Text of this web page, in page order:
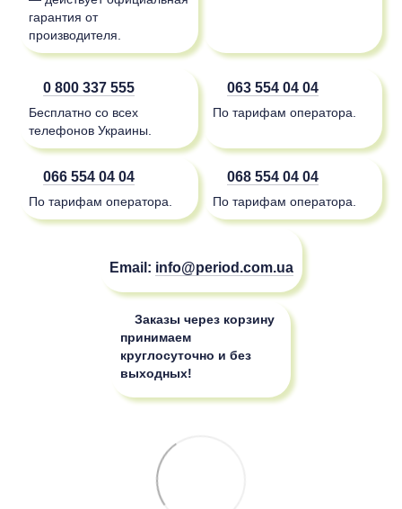
гарантия от
производителя.
0 800 337 555
Бесплатно со всех
телефонов Украины.
063 554 04 04
По тарифам оператора.
066 554 04 04
По тарифам оператора.
068 554 04 04
По тарифам оператора.
Email: info@period.com.ua
Заказы через корзину
принимаем
круглосуточно и без
выходных!